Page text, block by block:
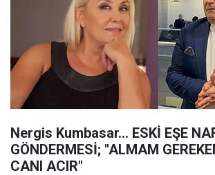
Nergis Kumbasar... ESKİ EŞE
GÖNDERMESİ; "ALMAM
CANI ACIR"